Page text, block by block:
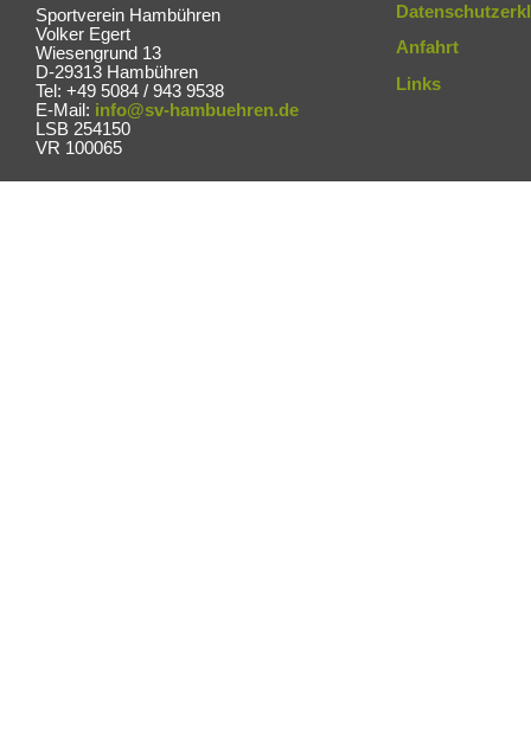
Sportverein Hambühren
Volker Egert
Wiesengrund 13
D-29313 Hambühren
Tel: +49 5084 / 943 9538
E-Mail: info@sv-hambuehren.de
LSB 254150
VR 100065
Anfahrt
Links